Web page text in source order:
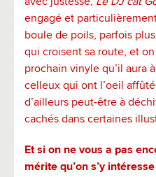
engagé et
boule de poils, parfois
qui croisent sa route, et
prochain vinyle qu’il aura
celleux qui ont l’oeil
d’ailleurs peut-être à
cachés dans certaines
Et si on ne vous a pas
mérite qu’on s’y